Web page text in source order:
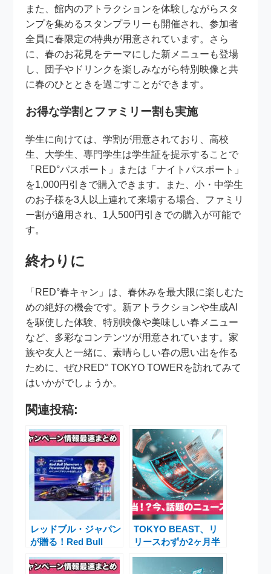
また、館内のアトラクションを体験しながらスタ
ンプを集めるスタンプラリーも開催され、参加者
全員に春限定の特典が用意されています。さら
に、春のお花見をテーマにした新メニューも登場
し、団子やドリンクを楽しみながら特別映像と共
に春のひとときを過ごすことができます。
お得な学割とファミリー割も実施
学生に向けては、学割が用意されており、高校
生、大学生、専門学生は学生証を提示することで
「RED°パスポート」または「ナイトパスポート」
を1,000円引きで購入できます。また、小・中学生
のお子様を3人以上連れて来場する場合、ファミリ
ー割が適用され、1人500円引きでの購入が可能で
す。
終わりに
「RED°春キャン」は、春休みを最大限に楽しむた
めの絶好の機会です。新アトラクションや生成AI
を駆使した体験、特別映像や美味しい春メニュー
など、多彩なコンテンツが用意されています。家
族や友人と一緒に、素晴らしい春の思い出を作る
ために、ぜひRED° TOKYO TOWERを訪れてみて
はいかがでしょうか。
関連投稿:
レッドブル・ジャパン
が贈る！Red Bull
by Hondaイベントペ
TOKYO BEAST、リ
リースわずか2ヶ月半